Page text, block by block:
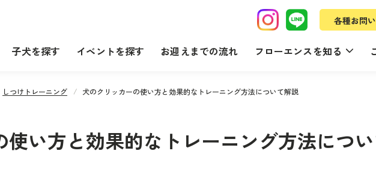
各種お問
子犬を探す イベントを探す お迎えまでの流れ フローエンスを知る
しつけトレーニング 犬のクリッカーの使い方と効果的なトレーニング方法について解説
使い方と効果的なトレーニング方法につ